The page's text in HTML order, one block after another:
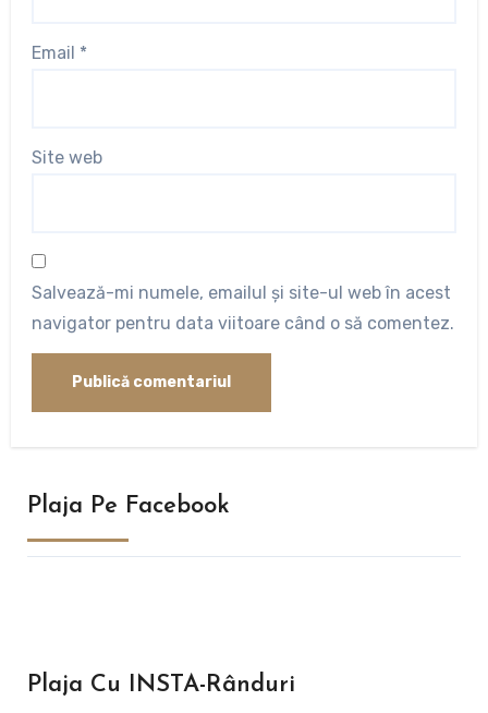
Email *
Site web
Salvează-mi numele, emailul și site-ul web în acest
navigator pentru data viitoare când o să comentez.
Plaja Pe Facebook
Plaja Cu INSTA-Rânduri